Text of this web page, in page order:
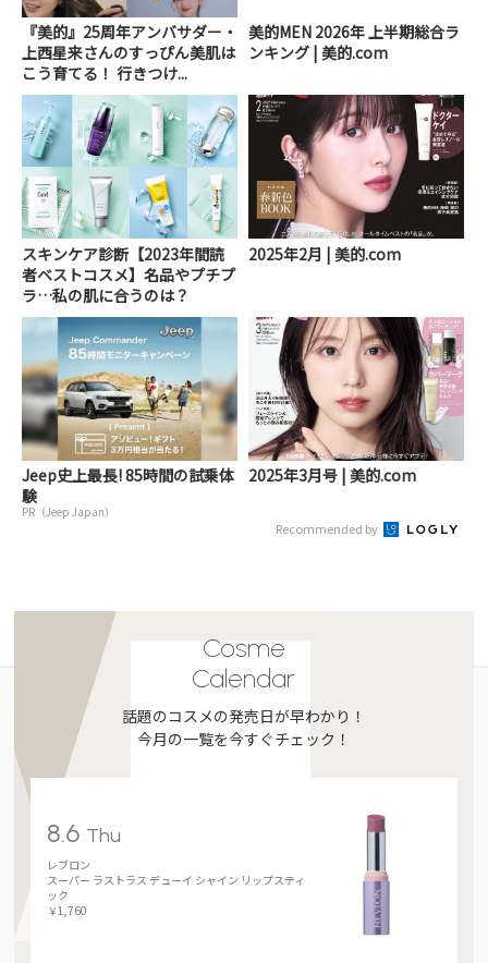
『美的』25周年アンバサダー・
上西星来さんのすっぴん美肌は
こう育てる！ 行きつけ...
美的MEN 2026年 上半期総合ラ
ンキング | 美的.com
スキンケア診断【2023年間読
者ベストコスメ】名品やプチプ
ラ…私の肌に合うのは？
2025年2月 | 美的.com
Jeep史上最長! 85時間の試乗体
験
PR（Jeep Japan）
2025年3月号 | 美的.com
Recommended by
Cosme
Calendar
話題のコスメの発売日が早わかり！
今月の一覧を今すぐチェック！
8.6 Thu
レブロン
スーパー ラストラス デューイ シャイン リップスティ
ック
￥1,760